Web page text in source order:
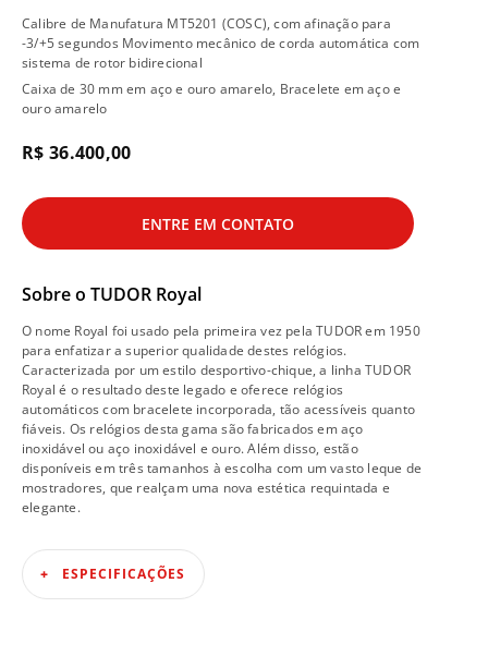
Calibre de Manufatura MT5201 (COSC), com afinação para
-3/+5 segundos Movimento mecânico de corda automática com
sistema de rotor bidirecional
Caixa de 30 mm em aço e ouro amarelo, Bracelete em aço e
ouro amarelo
R$ 36.400,00
ENTRE EM CONTATO
Sobre o TUDOR Royal
O nome Royal foi usado pela primeira vez pela TUDOR em 1950
para enfatizar a superior qualidade destes relógios.
Caracterizada por um estilo desportivo-chique, a linha TUDOR
Royal é o resultado deste legado e oferece relógios
automáticos com bracelete incorporada, tão acessíveis quanto
fiáveis. Os relógios desta gama são fabricados em aço
inoxidável ou aço inoxidável e ouro. Além disso, estão
disponíveis em três tamanhos à escolha com um vasto leque de
mostradores, que realçam uma nova estética requintada e
elegante.
ESPECIFICAÇÕES